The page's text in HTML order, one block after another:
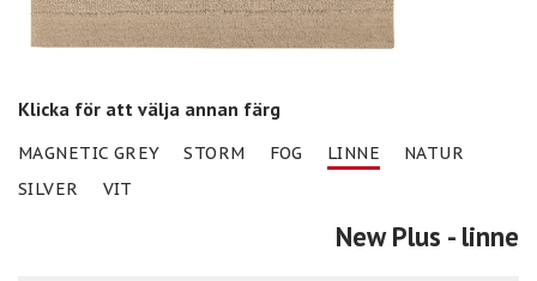
Klicka för att välja annan färg
MAGNETIC GREY STORM FOG LINNE
NATUR
SILVER
VIT
New Plus - linne